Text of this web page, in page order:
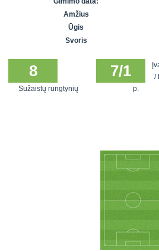
SFL rudens
Snaigės taurė
Amžius
Ūgis
Svoris
8
Sužaistų rungtynių
7/1
/
p.